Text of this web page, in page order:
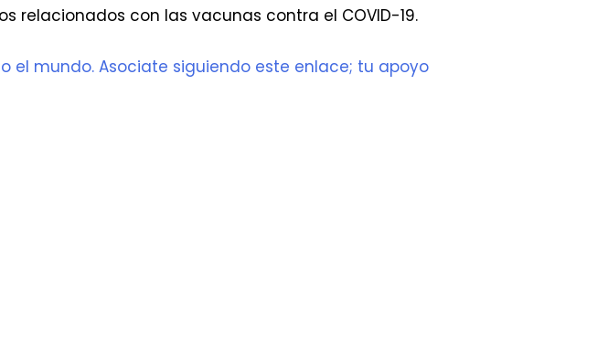
relacionados con las vacunas contra el COVID-19.
el mundo. Asociate siguiendo este enlace; tu apoyo